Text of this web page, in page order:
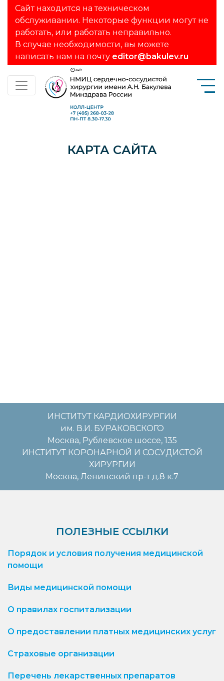
Сайт находится на техническом
обслуживании. Некоторые функции могут не
работать, или работать неправильно.
В случае необходимости, вы можете
написать нам на почту editor@bakulev.ru
КАРТА САЙТА
ИНСТИТУТ КАРДИОХИРУРГИИ
им. В.И. БУРАКОВСКОГО
Москва, Рублевское шоссе, 135
ИНСТИТУТ КОРОНАРНОЙ И СОСУДИСТОЙ
ХИРУРГИИ
Москва, Ленинский пр-т д.8 к.7
ПОЛЕЗНЫЕ ССЫЛКИ
Порядок и условия получения медицинской
помощи
Виды медицинской помощи
О правилах госпитализации
О предоставлении платных медицинских услуг
Страховые организации
Перечень лекарственных препаратов